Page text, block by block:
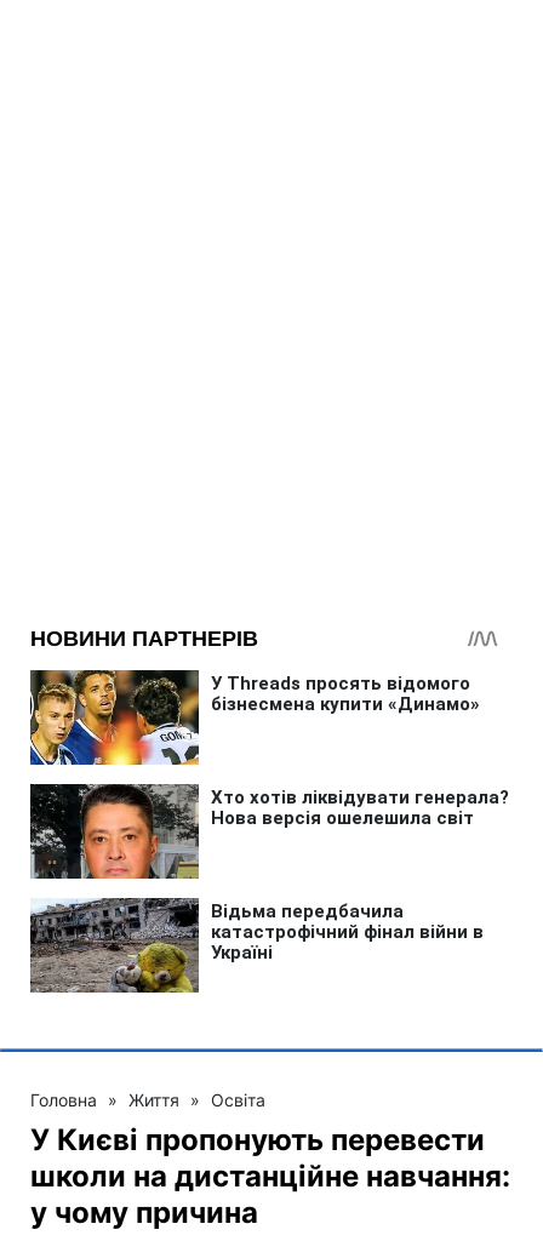
Головна » Життя » Освіта
У Києві пропонують перевести
школи на дистанційне навчання:
у чому причина